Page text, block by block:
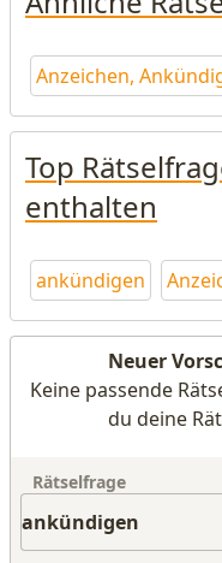
Anzeichen,
Top
enthalten
ankündigen
Neuer
Keine passende
du deine
Rätselfrage